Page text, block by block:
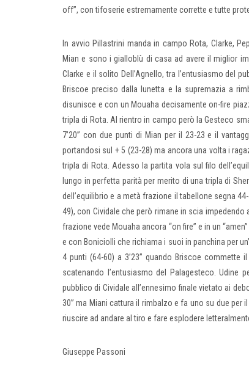
off”, con tifoserie estremamente corrette e tutte
In avvio Pillastrini manda in campo Rota, Clarke,
Mian e sono i gialloblù di casa ad avere il miglior
Clarke e il solito Dell’Agnello, tra l’entusiasmo del
Briscoe preciso dalla lunetta e la supremazia a
disunisce e con un Mouaha decisamente on-fire
tripla di Rota. Al rientro in campo però la Gesteco
7’20” con due punti di Mian per il 23-23 e il
portandosi sul + 5 (23-28) ma ancora una volta i
tripla di Rota. Adesso la partita vola sul filo
lungo in perfetta parità per merito di una tripla di
dell’equilibrio e a metà frazione il tabellone segna
49), con Cividale che però rimane in scia
frazione vede Mouaha ancora “on fire” e in un
e con Boniciolli che richiama i suoi in panchina per
4 punti (64-60) a 3’23” quando Briscoe
scatenando l’entusiasmo del Palagesteco. Udine
pubblico di Cividale all’ennesimo finale vietato ai
30” ma Miani cattura il rimbalzo e fa uno su due per
riuscire ad andare al tiro e fare esplodere
Giuseppe Passoni